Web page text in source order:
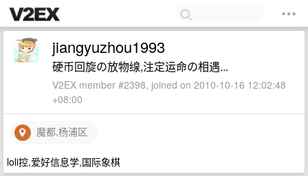
jiangyuzhou1993
硬币回旋の放物缐,注定运命の相遇...
V2EX member #2398, joined on 2010-10-16 12:02:48
+08:00
魔都,杨浦区
loli控,爱好信息学,国际象棋